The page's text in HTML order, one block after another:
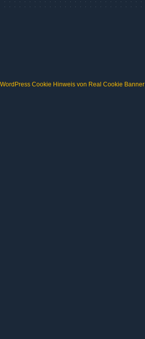
WordPress Cookie Hinweis von Real Cookie Banner